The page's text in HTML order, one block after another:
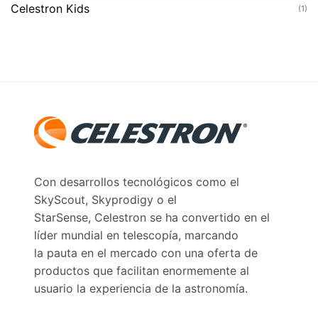
Celestron Kids (1)
Con desarrollos tecnológicos como el
SkyScout, Skyprodigy o el
StarSense, Celestron se ha convertido en el
líder mundial en telescopía, marcando
la pauta en el mercado con una oferta de
productos que facilitan enormemente al
usuario la experiencia de la astronomía.